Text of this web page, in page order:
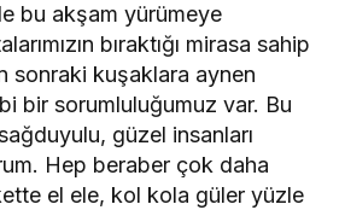
bu akşam yürümeye
bıraktığı mirasa sahip
sonraki kuşaklara aynen
bir sorumluluğumuz var. Bu
güzel insanları
Hep beraber çok daha
el ele, kol kola güler yüzle